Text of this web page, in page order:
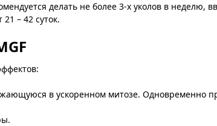
делать не более 3-х уколов в неделю,
– 42 суток.
в ускоренном митозе. Одновременно